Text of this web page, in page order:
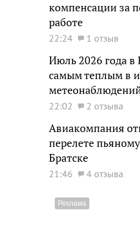
компенсации за
работе
22:24 1 отзыв
Июль 2026 года в
самым теплым в
22:02 2 отзыва
Авиакомпания
перелете
Братске
21:46 4 отзыва